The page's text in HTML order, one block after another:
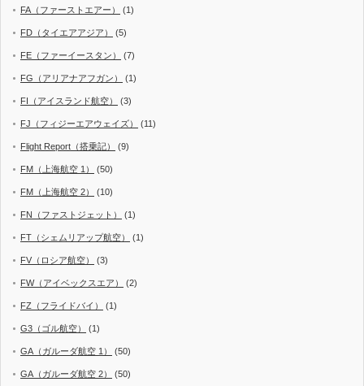
FA（ファーストエアー） (1)
FD（タイエアアジア） (5)
FE（ファーイースタン） (7)
FG（アリアナアフガン） (1)
FI（アイスランド航空） (3)
FJ（フィジーエアウェイズ） (11)
Flight Report（搭乗記） (9)
FM（上海航空 1） (50)
FM（上海航空 2） (10)
FN（ファストジェット） (1)
FT（シェムリアップ航空） (1)
FV（ロシア航空） (3)
FW（アイベックスエア） (2)
FZ（フライドバイ） (1)
G3（ゴル航空） (1)
GA（ガルーダ航空 1） (50)
GA（ガルーダ航空 2） (50)